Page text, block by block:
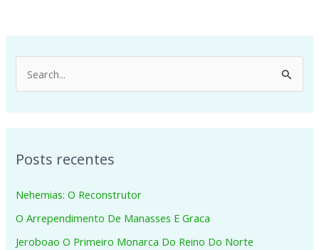
u
s
a
r
Posts recentes
Nehemias: O Reconstrutor
O Arrependimento De Manasses E Graca
Jeroboao O Primeiro Monarca Do Reino Do Norte